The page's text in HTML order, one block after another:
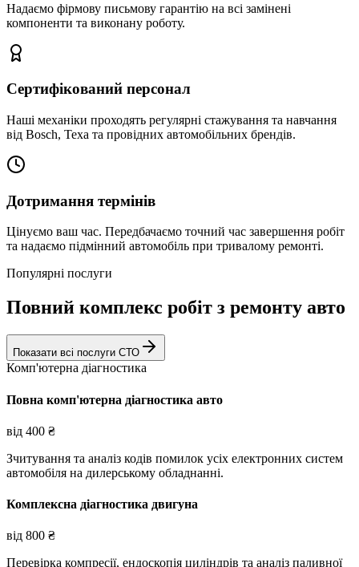
Надаємо фірмову письмову гарантію на всі замінені
компоненти та виконану роботу.
Сертифікований персонал
Наші механіки проходять регулярні стажування та навчання
від Bosch, Texa та провідних автомобільних брендів.
Дотримання термінів
Цінуємо ваш час. Передбачаємо точний час завершення робіт
та надаємо підмінний автомобіль при тривалому ремонті.
Популярні послуги
Повний комплекс робіт з ремонту авто
Показати всі послуги СТО
Комп'ютерна діагностика
Повна комп'ютерна діагностика авто
від 400 ₴
Зчитування та аналіз кодів помилок усіх електронних систем
автомобіля на дилерському обладнанні.
Комплексна діагностика двигуна
від 800 ₴
Перевірка компресії, ендоскопія циліндрів та аналіз паливної